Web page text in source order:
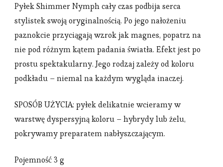
Pyłek Shimmer Nymph cały czas podbija serca
stylistek swoją oryginalnością. Po jego nałożeniu
paznokcie przyciągają wzrok jak magnes, popatrz na
nie pod różnym kątem padania światła. Efekt jest po
prostu spektakularny. Jego rodzaj zależy od koloru
podkładu – niemal na każdym wygląda inaczej.
SPOSÓB UŻYCIA: pyłek delikatnie wcieramy w
warstwę dyspersyjną koloru – hybrydy lub żelu,
pokrywamy preparatem nabłyszczającym.
Pojemność 3 g